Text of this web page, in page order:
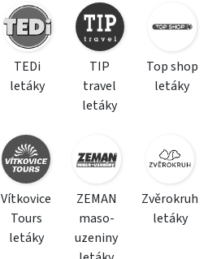
TEDi
letáky
TIP
travel
letáky
Top shop
letáky
Vítkovice
Tours
letáky
ZEMAN
maso-
uzeniny
Zvěrokruh
letáky